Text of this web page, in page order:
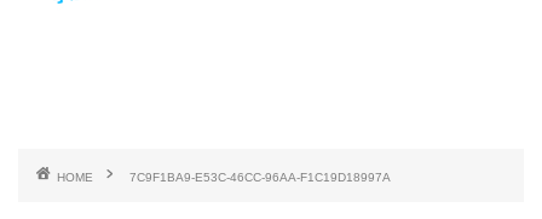
HOME 7C9F1BA9-E53C-46CC-96AA-F1C19D18997A